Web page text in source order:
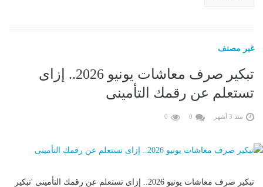
غير مصنف
تبكير صرف معاشات يونيو 2026.. إزاى
تستعلم عن رقمك التأمينى
منذ 3 أشهر 0
0
تبكير صرف معاشات يونيو 2026.. إزاى تستعلم عن رقمك التأمينى 'تبكير